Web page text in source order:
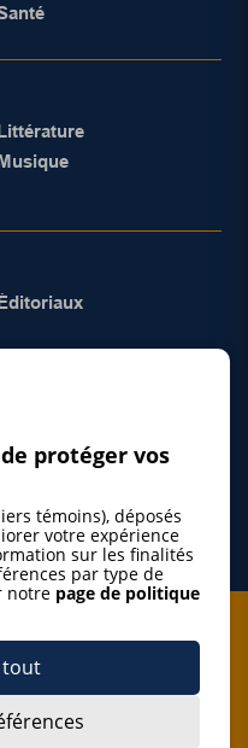
La Gazette de la
protéger vos
témoins), déposés
votre expérience
sur les finalités
par type de
notre page de politique
tout